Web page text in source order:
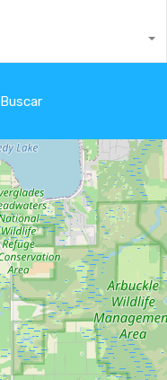
Buscar